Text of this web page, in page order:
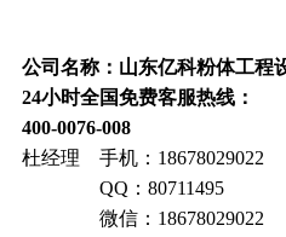
公司名称：山东亿科粉体工程
24小时全国免费客服热线：
400-0076-008
杜经理 手机：18678029022
QQ：80711495
微信：18678029022